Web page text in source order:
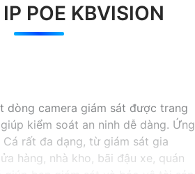
POE KBVISION
dòng camera giám sát được trang
kiểm soát an ninh dễ dàng. Ứng
rất đa dạng, từ giám sát gia
hàng, nhà kho, bãi đậu xe, quán